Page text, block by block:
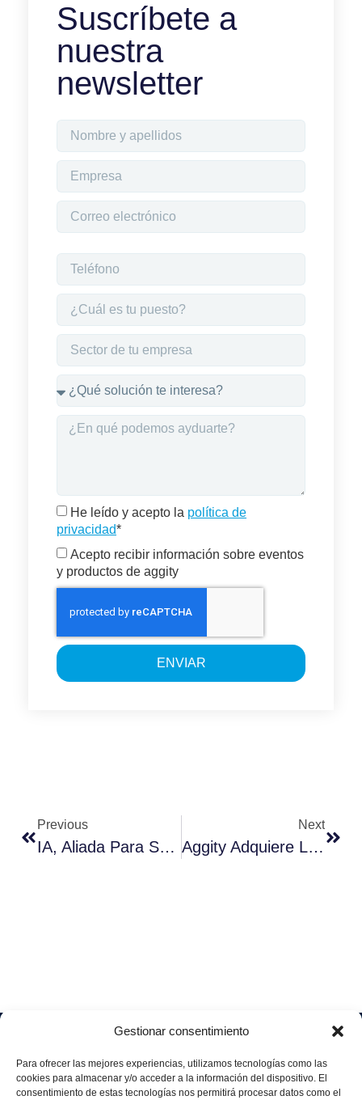
Gestionar consentimiento
Para ofrecer las mejores experiencias, utilizamos tecnologías como las
cookies para almacenar y/o acceder a la información del dispositivo. El
consentimiento de estas tecnologías nos permitirá procesar datos como el
Suscríbete a
nuestra
newsletter
He leído y acepto la política de
privacidad*
Acepto recibir información sobre eventos
y productos de aggity
ENVIAR
Previous
IA, Aliada Para Superar La Crisis COVID-19
Next
Aggity Adquiere La Compañía Exponential Analytics Y Entra En El Mercado De Analítica De Datos Con IA
Soluciones
Data
Industria
Industrial
Retail
Quiénes
Únete
a
legal
Política